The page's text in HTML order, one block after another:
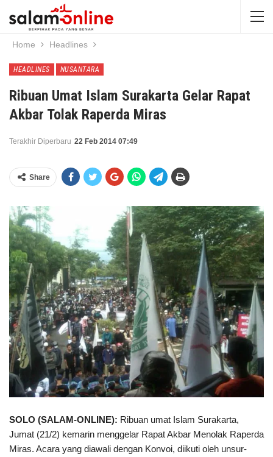
Home Headlines
HEADLINES NUSANTARA
Ribuan Umat Islam Surakarta Gelar Rapat
Akbar Tolak Raperda Miras
Terakhir Diperbaru 22 Feb 2014 07:49
Share
SOLO (SALAM-ONLINE): Ribuan umat Islam Surakarta,
Jumat (21/2) kemarin menggelar Rapat Akbar Menolak Raperda
Miras. Acara yang diawali dengan Konvoi, diikuti oleh unsur-